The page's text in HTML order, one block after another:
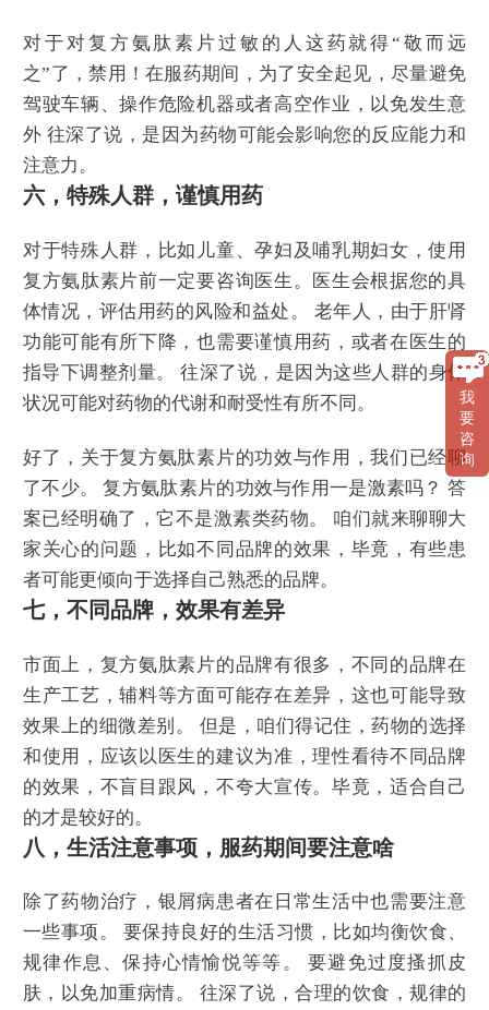
对于对复方氨肽素片过敏的人这药就得“敬而远
之”了，禁用！在服药期间，为了安全起见，尽量避免
驾驶车辆、操作危险机器或者高空作业，以免发生意
外 往深了说，是因为药物可能会影响您的反应能力和
注意力。
六，特殊人群，谨慎用药
对于特殊人群，比如儿童、孕妇及哺乳期妇女，使用
复方氨肽素片前一定要咨询医生。医生会根据您的具
体情况，评估用药的风险和益处。 老年人，由于肝肾
功能可能有所下降，也需要谨慎用药，或者在医生的
指导下调整剂量。 往深了说，是因为这些人群的身体
状况可能对药物的代谢和耐受性有所不同。
好了，关于复方氨肽素片的功效与作用，我们已经聊
了不少。 复方氨肽素片的功效与作用一是激素吗？ 答
案已经明确了，它不是激素类药物。 咱们就来聊聊大
家关心的问题，比如不同品牌的效果，毕竟，有些患
者可能更倾向于选择自己熟悉的品牌。
七，不同品牌，效果有差异
市面上，复方氨肽素片的品牌有很多，不同的品牌在
生产工艺，辅料等方面可能存在差异，这也可能导致
效果上的细微差别。 但是，咱们得记住，药物的选择
和使用，应该以医生的建议为准，理性看待不同品牌
的效果，不盲目跟风，不夸大宣传。毕竟，适合自己
的才是较好的。
八，生活注意事项，服药期间要注意啥
除了药物治疗，银屑病患者在日常生活中也需要注意
一些事项。 要保持良好的生活习惯，比如均衡饮食、
规律作息、保持心情愉悦等等。 要避免过度搔抓皮
肤，以免加重病情。 往深了说，合理的饮食，规律的
我
要
咨
询